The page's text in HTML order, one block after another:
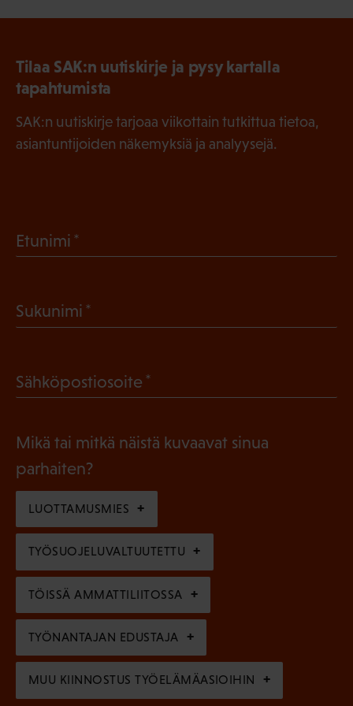
Tilaa SAK:n uutiskirje ja pysy kartalla
tapahtumista
SAK:n uutiskirje tarjoaa viikottain tutkittua tietoa,
asiantuntijoiden näkemyksiä ja analyysejä.
Etunimi
l
n
e
)
Sukunimi
P
k
l
i
n
e
n
)
Sähköpostiosoite
l
i
n
e
n
)
Mikä tai mitkä näistä kuvaavat sinua
parhaiten?
LUOTTAMUSMIES
TYÖSUOJELUVALTUUTETTU
TÖISSÄ AMMATTILIITOSSA
TYÖNANTAJAN EDUSTAJA
MUU KIINNOSTUS TYÖELÄMÄASIOIHIN